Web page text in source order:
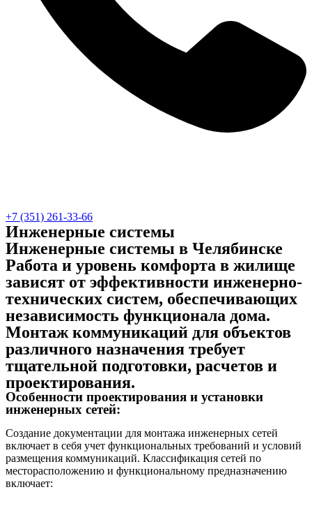
+7 (351) 261-33-66
Инженерные системы
Инженерные системы в Челябинске
Работа и уровень комфорта в жилище
зависят от эффективности инженерно-
технических систем, обеспечивающих
независимость функционала дома.
Монтаж коммуникаций для объектов
различного назначения требует
тщательной подготовки, расчетов и
проектирования.
Особенности проектирования и установки
инженерных сетей:
Создание документации для монтажа инженерных сетей
включает в себя учет функциональных требований и условий
размещения коммуникаций. Классификация сетей по
месторасположению и функциональному предназначению
включает: